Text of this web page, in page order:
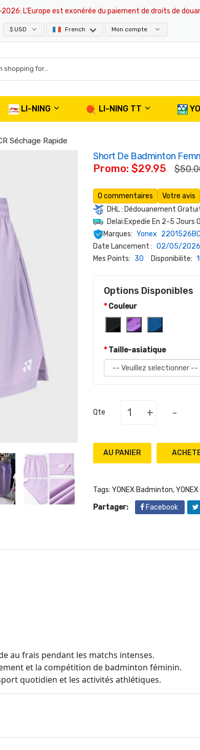
est exonérée du paiement de droits de douane,
$ USD French Mon compte
LI-NING LI-NING TT
Séchage Rapide
Short De Badminton
Promo: $29.95
0 commentaires Votre avis
DHL : Dédouanement
Delai:Expedie En 2-5 Jours
Marques: Yonex
Date Lancement : 02/05/2026
Mes Points: 30 Disponibilite:
Options Disponibles
Couleur
Taille-asiatique
Qte + -
AU PANIER
Tags: YONEX Badminton,
Partager:
Facebook
au frais pendant les matchs intenses.
et la compétition de badminton féminin.
quotidien et les activités athlétiques.